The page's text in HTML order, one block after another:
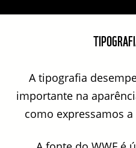
A tipografia
importante na
como expressamos